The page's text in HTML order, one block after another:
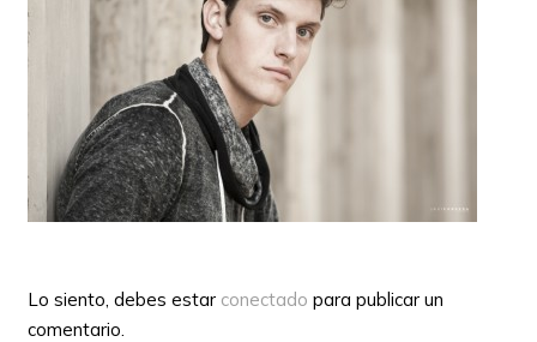
Lo siento, debes estar conectado para publicar un
comentario.